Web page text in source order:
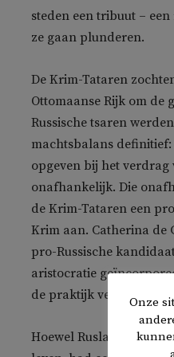
steden een tribuut –
ze gaan plunderen.
De Krim-Tataren
Ottomaanse Rijk om de
Russische tsaren
machtsbalans definitief:
opgeven bij het
onafhankelijk. Die
de Krim-Tataren een
Krim aan. Catherina de
pro-Russische
aristocratie
de praktijk verdwenen.
Hoewel Rusland
Onze